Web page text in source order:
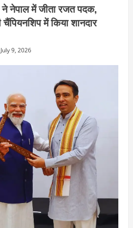
ने नेपाल में जीता रजत पदक,
में किया शानदार
July 9, 2026